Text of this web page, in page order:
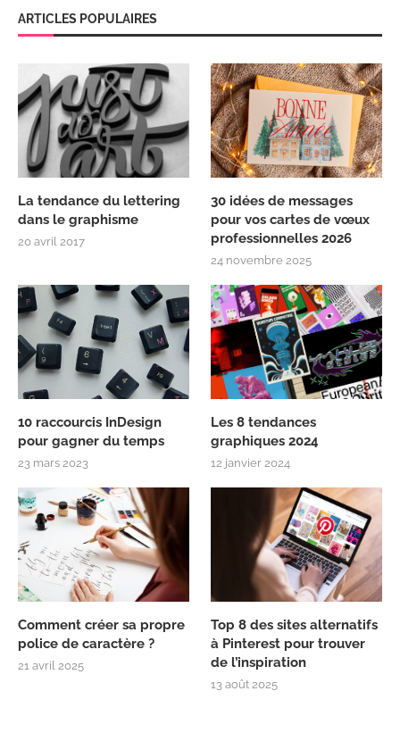
ARTICLES POPULAIRES
La tendance du lettering
dans le graphisme
20 avril 2017
30 idées de messages
pour vos cartes de vœux
professionnelles 2026
24 novembre 2025
10 raccourcis InDesign
pour gagner du temps
23 mars 2023
Les 8 tendances
graphiques 2024
12 janvier 2024
Comment créer sa propre
police de caractère ?
21 avril 2025
Top 8 des sites alternatifs
à Pinterest pour trouver
de l’inspiration
13 août 2025